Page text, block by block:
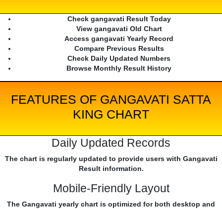
Check gangavati Result Today
View gangavati Old Chart
Access gangavati Yearly Record
Compare Previous Results
Check Daily Updated Numbers
Browse Monthly Result History
FEATURES OF GANGAVATI SATTA
KING CHART
Daily Updated Records
The chart is regularly updated to provide users with Gangavati
Result information.
Mobile-Friendly Layout
The Gangavati yearly chart is optimized for both desktop and